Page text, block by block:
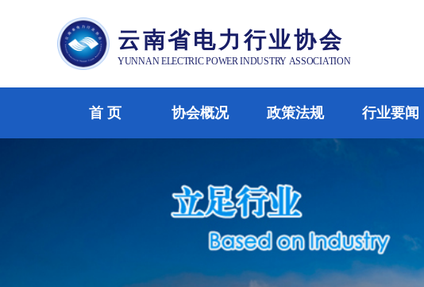
云南省电力行业协会
YUNNAN ELECTRIC POWER INDUSTRY ASSOCIATION
首 页 协会概况 政策法规 行业要闻